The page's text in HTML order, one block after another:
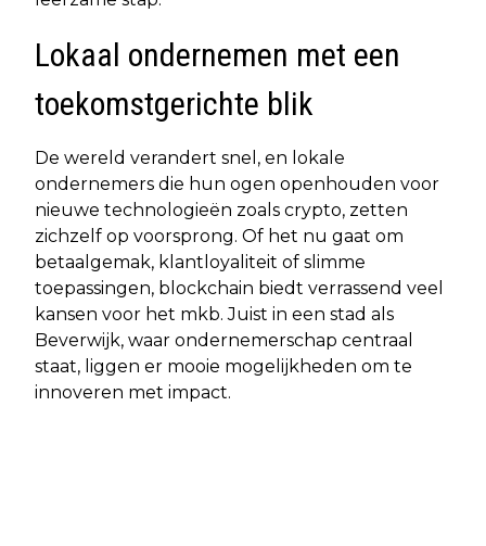
Lokaal ondernemen met een
toekomstgerichte blik
De wereld verandert snel, en lokale
ondernemers die hun ogen openhouden voor
nieuwe technologieën zoals crypto, zetten
zichzelf op voorsprong. Of het nu gaat om
betaalgemak, klantloyaliteit of slimme
toepassingen, blockchain biedt verrassend veel
kansen voor het mkb. Juist in een stad als
Beverwijk, waar ondernemerschap centraal
staat, liggen er mooie mogelijkheden om te
innoveren met impact.